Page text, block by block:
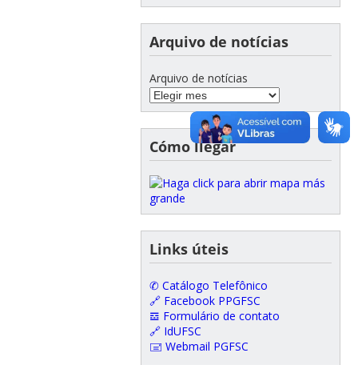
Arquivo de notícias
Arquivo de notícias
Cómo llegar
Links úteis
✆ Catálogo Telefônico
🔗 Facebook PPGFSC
𝌕 Formulário de contato
🔗 IdUFSC
🖃 Webmail PGFSC